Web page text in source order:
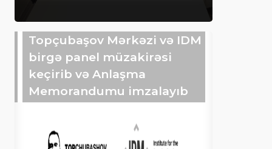
Topçubaşov Mərkəzi və IDM
birgə panel müzakirəsi
keçirib və Anlaşma
Memorandumu imzalayıb